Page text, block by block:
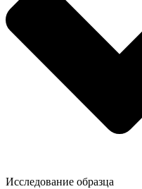
Исследование образца